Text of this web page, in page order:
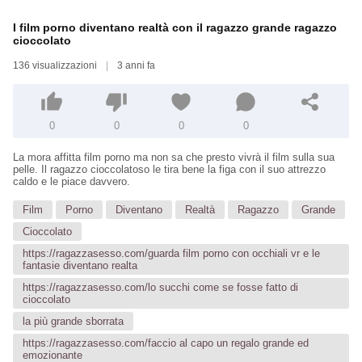
I film porno diventano realtà con il ragazzo grande ragazzo
cioccolato
136 visualizzazioni 3 anni fa
0 0 0 0
La mora affitta film porno ma non sa che presto vivrà il film sulla sua
pelle. Il ragazzo cioccolatoso le tira bene la figa con il suo attrezzo
caldo e le piace davvero.
Film Porno Diventano Realtà Ragazzo
Grande
Cioccolato
https://ragazzasesso.com/guarda film porno con occhiali vr e le
fantasie diventano realta
https://ragazzasesso.com/lo succhi come se fosse fatto di
cioccolato
la più grande sborrata
https://ragazzasesso.com/faccio al capo un regalo grande ed
emozionante